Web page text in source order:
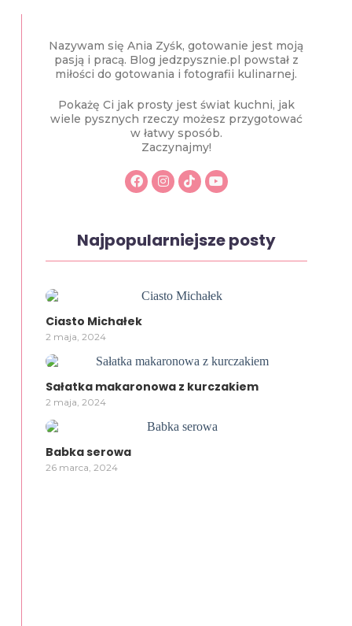
Nazywam się Ania Zyśk, gotowanie jest moją
pasją i pracą. Blog jedzpysznie.pl powstał z
miłości do gotowania i fotografii kulinarnej.
Pokażę Ci jak prosty jest świat kuchni, jak
wiele pysznych rzeczy możesz przygotować
w łatwy sposób.
Zaczynajmy!
Najpopularniejsze posty
Ciasto Michałek
2 maja, 2024
Sałatka makaronowa z kurczakiem
2 maja, 2024
Babka serowa
26 marca, 2024